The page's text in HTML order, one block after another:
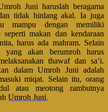
Juni haruslah beragama
tidak hinlang akal. Ia juga
mampu dengan memiliki
makan dan kendaraan
harus ada mahram. Selain
akan berumroh harus
thawaf dan sa’i.
dalam Umroh Juni adalah
miqat. Selain itu, orang
atau meotong rambutnya
Umroh Juni.